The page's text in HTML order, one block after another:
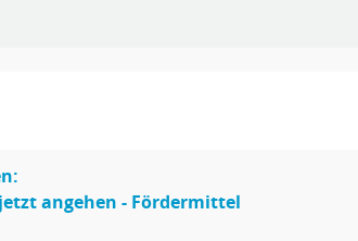
angehen - Fördermittel